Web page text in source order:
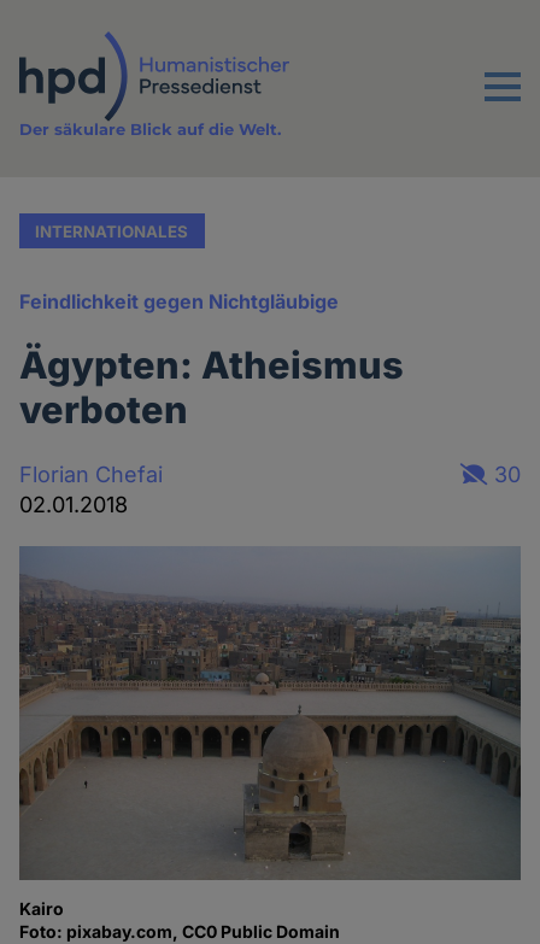
Inhalt
Menu
Der säkulare Blick auf die Welt.
INTERNATIONALES
Feindlichkeit gegen Nichtgläubige
Ägypten: Atheismus
verboten
Florian Chefai
02.01.2018
30
Kairo
Foto: pixabay.com, CC0 Public Domain